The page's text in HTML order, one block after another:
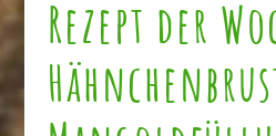
Rezept der